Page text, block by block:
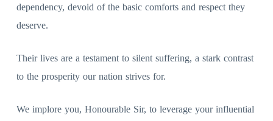
dependency, devoid of the basic comforts and respect they
deserve.
Their lives are a testament to silent suffering, a stark contrast
to the prosperity our nation strives for.
We implore you, Honourable Sir, to leverage your influential